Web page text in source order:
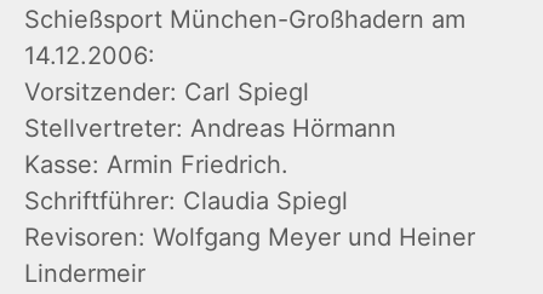
Schießsport München-Großhadern am
14.12.2006:
Vorsitzender: Carl Spiegl
Stellvertreter: Andreas Hörmann
Kasse: Armin Friedrich.
Schriftführer: Claudia Spiegl
Revisoren: Wolfgang Meyer und Heiner
Lindermeir